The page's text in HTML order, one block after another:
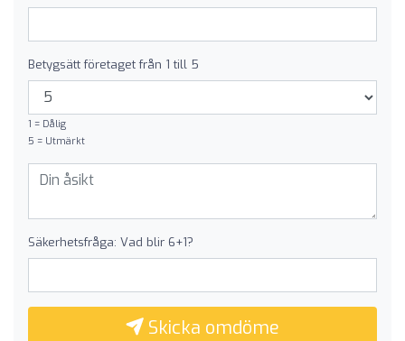
Betygsätt företaget från 1 till 5
1 = Dålig
5 = Utmärkt
Säkerhetsfråga: Vad blir 6+1?
Skicka omdöme